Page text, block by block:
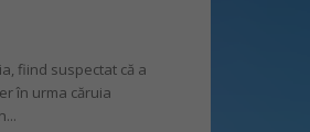
fiind suspectat că a
în urma căruia